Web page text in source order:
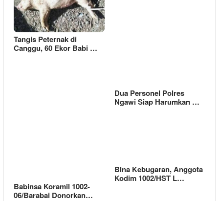
Tangis Peternak di
Canggu, 60 Ekor Babi …
Dua Personel Polres
Ngawi Siap Harumkan …
Babinsa Koramil 1002-
06/Barabai Donorkan…
Bina Kebugaran, Anggota
Kodim 1002/HST L…